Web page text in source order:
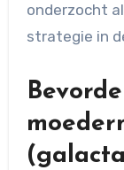
onderzocht
strategie in